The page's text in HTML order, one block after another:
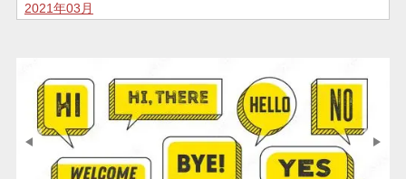
2021年03月
2020年07月
2020年05月
2020年04月
2020年02月